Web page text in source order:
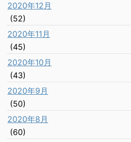
2020年12月
(52)
2020年11月
(45)
2020年10月
(43)
2020年9月
(50)
2020年8月
(60)